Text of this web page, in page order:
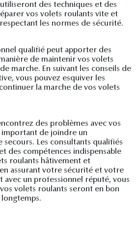
des techniques et des
vos volets roulants vite et
les normes de sécurité.
qualifié peut apporter des
de maintenir vos volets
marche. En suivant les conseils de
vous pouvez esquiver les
la marche de vos volets
des problèmes avec vos
de joindre un
Les consultants qualifiés
des compétences indispensable
roulants hâtivement et
assurant votre sécurité et votre
avec un professionnel réputé, vous
volets roulants seront en bon